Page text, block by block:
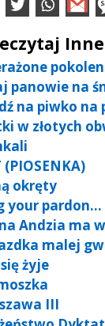
panowie na
na piwko na
w złotych
(PIOSENKA)
okręty
your pardon…
Andzia ma
malej
żyje
III